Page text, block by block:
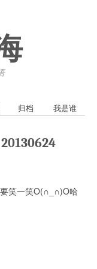
归档 我是谁
笑一笑O(∩_∩)O哈